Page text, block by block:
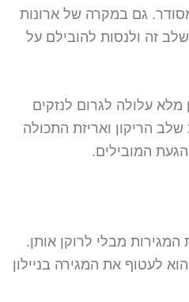
גם במקרה של ארונות
זה ולנסות להובילם על
מלא עלולה לגרום לנזקים
הריקון ואריזת התכולה
המובילים.
מבלי לרוקן אותן.
לעטוף את המגירה בניילון